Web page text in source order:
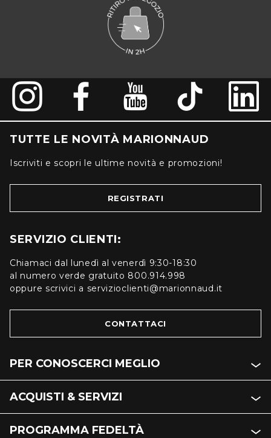
TUTTE LE NOVITÀ MARIONNAUD
Iscriviti e scopri le ultime novità e promozioni!
REGISTRATI
SERVIZIO CLIENTI:
Chiamaci dal lunedì al venerdì 9:30-18:30
al numero verde gratuito 800.914.998
oppure scrivici a servizioclienti@marionnaud.it
CONTATTACI
PER CONOSCERCI MEGLIO
ACQUISTI & SERVIZI
PROGRAMMA FEDELTÀ